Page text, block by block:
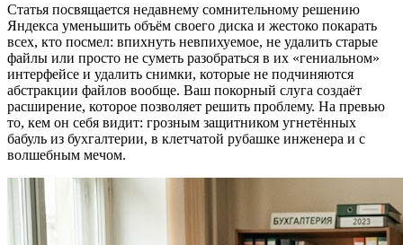
Статья посвящается недавнему сомнительному решению
Яндекса уменьшить объём своего диска и жестоко покарать
всех, кто посмел: впихнуть невпихуемое, не удалить старые
файлы или просто не суметь разобраться в их «гениальном»
интерфейсе и удалить снимки, которые не подчиняются
абстракции файлов вообще. Ваш покорный слуга создаёт
расширение, которое позволяет решить проблему. На превью
то, кем он себя видит: грозным защитником угнетённых
бабуль из бухгалтерии, в клетчатой рубашке инженера и с
волшебным мечом.